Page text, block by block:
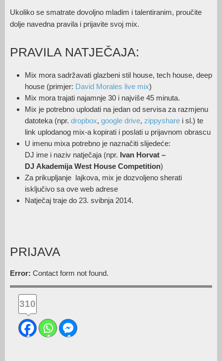
Ukoliko se smatrate dovoljno mladim i talentiranim, proučite
dolje navedna pravila i prijavite svoj mix.
PRAVILA NATJEČAJA:
Mix mora sadržavati glazbeni stil house, tech house, deep
house (primjer: David Morales live mix)
Mix mora trajati najamnje 30 i najviše 45 minuta.
Mix je potrebno uplodati na jedan od servisa za razmjenu
datoteka (npr. dropbox, google drive, zippyshare i sl.) te
link uplodanog mix-a kopirati i poslati u prijavnom obrascu
U imenu mixa potrebno je naznačiti slijedeće:
DJ ime i naziv natječaja (npr. Ivan Horvat –
DJ Akademija West House Competition)
Za prikupljanje lajkova, mix je dozvoljeno sherati
isključivo sa ove web adrese
Natječaj traje do 23. svibnja 2014.
PRIJAVA
Error: Contact form not found.
310